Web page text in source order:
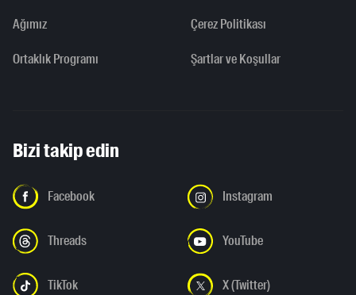
Ağımız
Ortaklık Programı
Çerez Politikası
Şartlar ve Koşullar
Bizi takip edin
Facebook Instagram
Threads YouTube
TikTok X (Twitter)